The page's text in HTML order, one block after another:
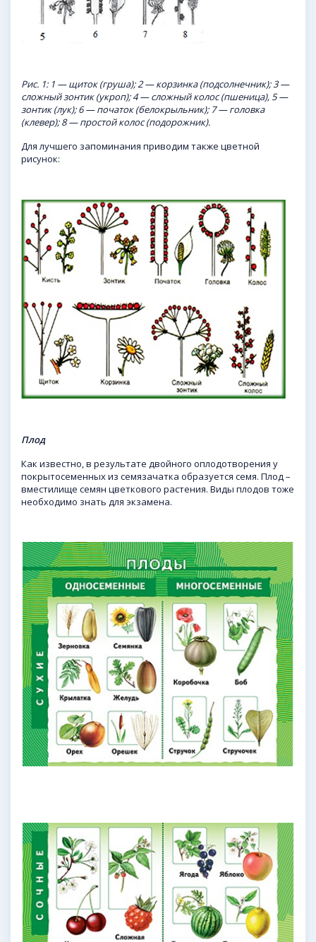
Рис. 1: 1 — щиток (груша); 2 — корзинка (подсолнечник); 3 —
сложный зонтик (укроп); 4 — сложный колос (пшеница), 5 —
зонтик (лук); 6 — початок (белокрыльник); 7 — головка
(клевер); 8 — простой колос (подорожник).
Для лучшего запоминания приводим также цветной
рисунок:
Плод
Как известно, в результате двойного оплодотворения у
покрытосеменных из семязачатка образуется семя. Плод –
вместилище семян цветкового растения. Виды плодов тоже
необходимо знать для экзамена.